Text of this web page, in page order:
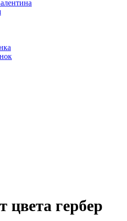
цвета гербер